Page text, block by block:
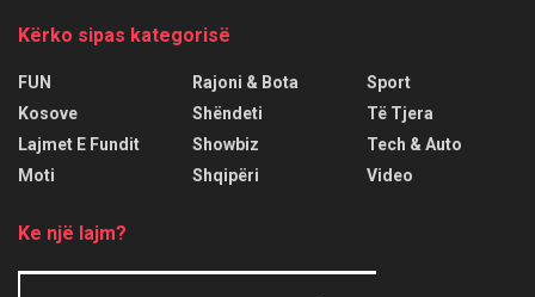
Kërko sipas kategorisë
FUN
Kosove
Lajmet E Fundit
Moti
Rajoni & Bota
Shëndeti
Showbiz
Shqipëri
Sport
Të Tjera
Tech & Auto
Video
Ke një lajm?